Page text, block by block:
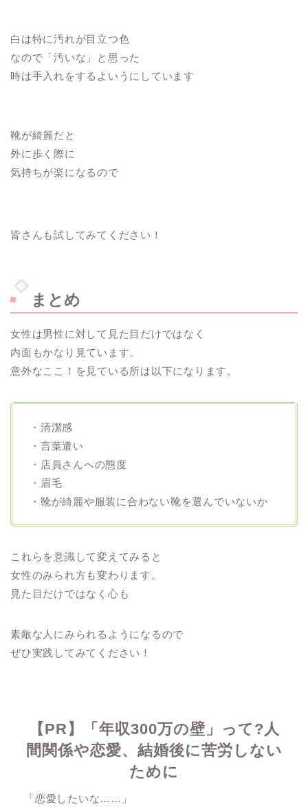
白は特に汚れが目立つ色
なので「汚いな」と思った
時は手入れをするよいうにしています
靴が綺麗だと
外に歩く際に
気持ちが楽になるので
皆さんも試してみてください！
まとめ
女性は男性に対して見た目だけではなく
内面もかなり見ています。
意外なここ！を見ている所は以下になります。
・清潔感
・言葉遣い
・店員さんへの態度
・眉毛
・靴が綺麗や服装に合わない靴を選んでいないか
これらを意識して変えてみると
女性のみられ方も変わります。
見た目だけではなく心も
素敵な人にみられるようになるので
ぜひ実践してみてください！
【PR】「年収300万の壁」って?人
間関係や恋愛、結婚後に苦労しない
ために
「恋愛したいな……」